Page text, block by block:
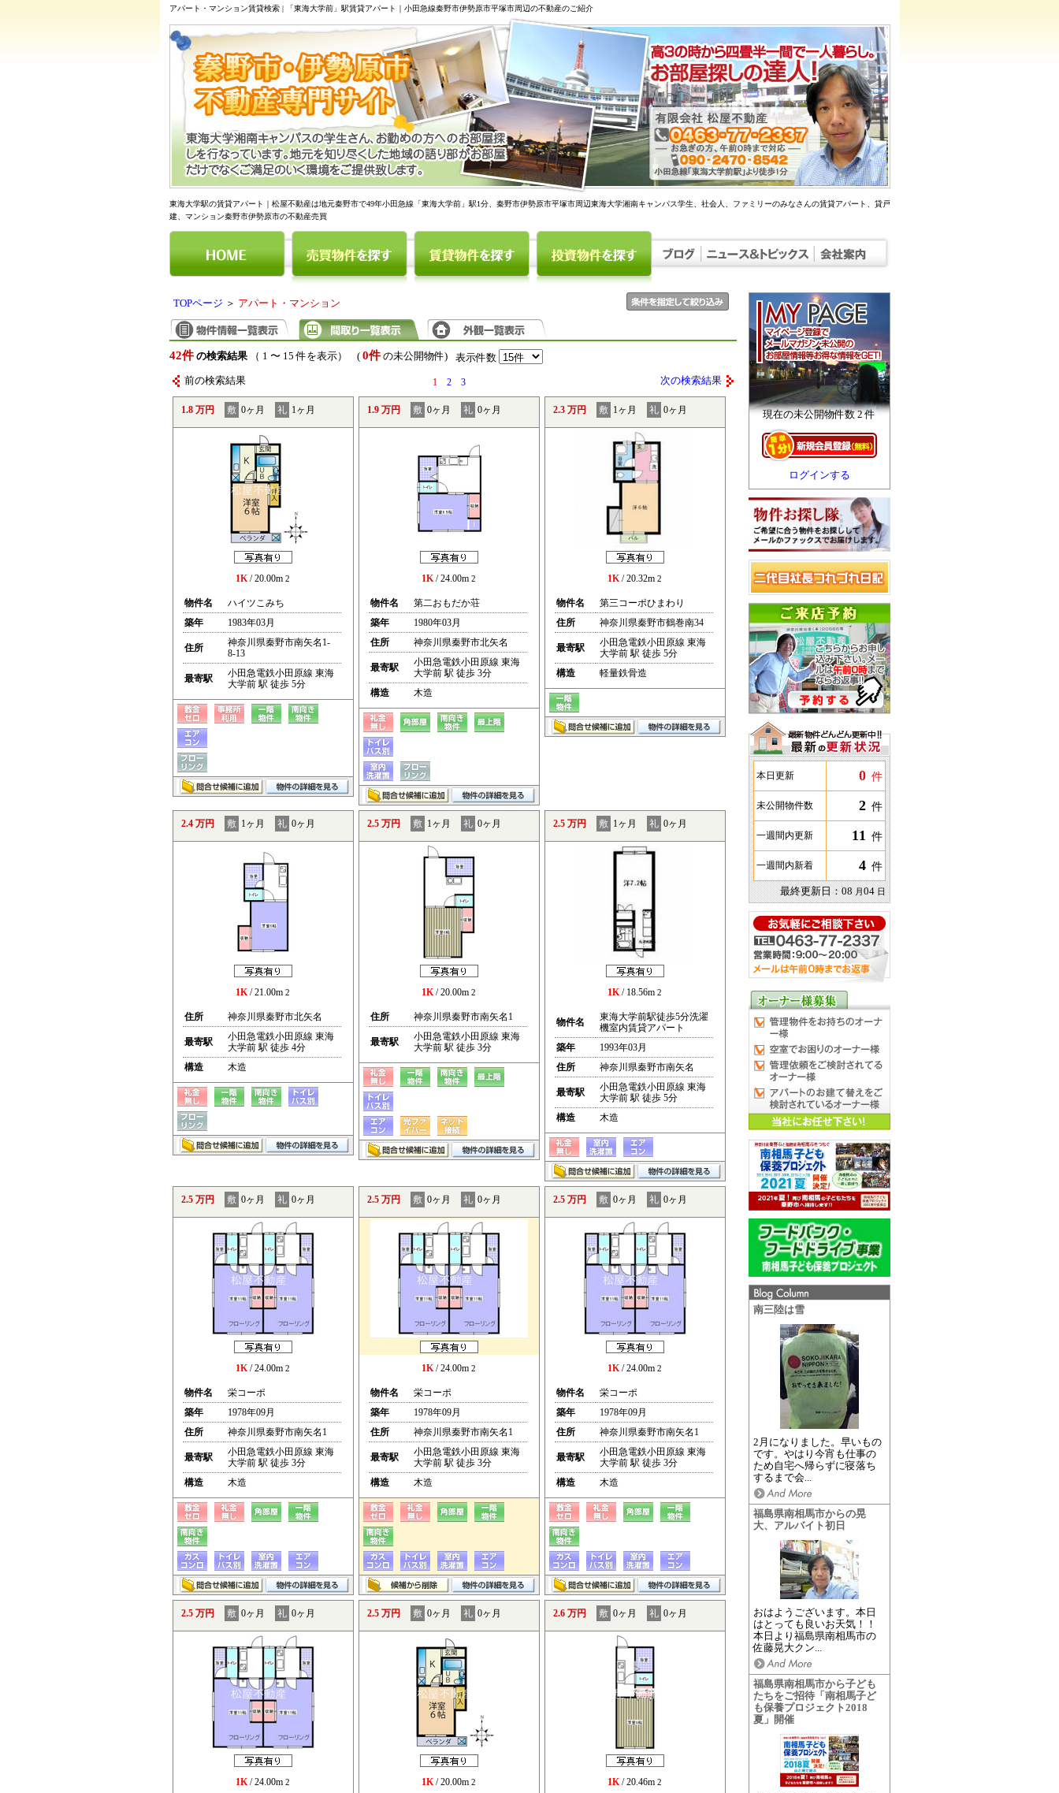
アパート・マンション賃貸検索 | 「東海大学前」駅賃貸アパート｜小田急線秦野市伊勢原市平塚市周辺の不動産のご紹介
東海大学駅の賃貸アパート｜松屋不動産は地元秦野市で49年小田急線「東海大学前」駅1分、秦野市伊勢原市平塚市周辺東海大学湘南キャンパス学生、社会人、ファミリーのみなさんの賃貸アパート、貸戸
建、マンション秦野市伊勢原市の不動産売買
現在の未公開物件数 2 件
ログインする
本日更新 0 件
未公開物件数 2 件
一週間内更新 11 件
一週間内新着 4 件
最終更新日：08 月04 日
南三陸は雪
2月になりました。早いもの
です。やはり今宵も仕事の
ため自宅へ帰らずに寝落ち
するまで会...
福島県南相馬市からの晃
大、アルバイト初日
おはようございます。本日
はとっても良いお天気！！
本日より福島県南相馬市の
佐藤晃大クン...
福島県南相馬市から子ども
たちをご招待「南相馬子ど
も保養プロジェクト2018
夏」開催
TOPページ ＞ アパート・マンション
42件 の検索結果（ 1 〜 15 件を表示） ( 0件の未公開物件) 表示件数
前の検索結果 1 2 3 次の検索結果
1.8 万円 敷 0ヶ月 礼 1ヶ月
1K/ 20.00m 2
物件名
ハイツこみち
築年
1983年03月
住所
神奈川県秦野市南矢名1-
8-13
最寄駅
小田急電鉄小田原線 東海
大学前 駅 徒歩 5分
1.9 万円 敷 0ヶ月 礼 0ヶ月
1K/ 24.00m 2
物件名
第二おもだか荘
築年
1980年03月
住所
神奈川県秦野市北矢名
最寄駅
小田急電鉄小田原線 東海
大学前 駅 徒歩 3分
構造
木造
2.3 万円 敷 1ヶ月 礼 0ヶ月
1K/ 20.32m 2
物件名
第三コーポひまわり
住所
神奈川県秦野市鶴巻南34
最寄駅
小田急電鉄小田原線 東海
大学前 駅 徒歩 5分
構造
軽量鉄骨造
2.4 万円 敷 1ヶ月 礼 0ヶ月
1K/ 21.00m 2
住所 神奈川県秦野市北矢名
最寄駅
小田急電鉄小田原線 東海
大学前 駅 徒歩 4分
構造
木造
2.5 万円 敷 1ヶ月 礼 0ヶ月
1K/ 20.00m 2
住所 神奈川県秦野市南矢名1
最寄駅
小田急電鉄小田原線 東海
大学前 駅 徒歩 3分
2.5 万円 敷 1ヶ月 礼 0ヶ月
1K/ 18.56m 2
物件名
東海大学前駅徒歩5分洗濯
機室内賃貸アパート
築年
1993年03月
住所
神奈川県秦野市南矢名
最寄駅
小田急電鉄小田原線 東海
大学前 駅 徒歩 5分
構造
木造
2.5 万円 敷 0ヶ月 礼 0ヶ月
1K/ 24.00m 2
物件名
栄コーポ
築年
1978年09月
住所
神奈川県秦野市南矢名1
最寄駅
小田急電鉄小田原線 東海
大学前 駅 徒歩 3分
構造
木造
2.5 万円 敷 0ヶ月 礼 0ヶ月
1K/ 24.00m 2
物件名
栄コーポ
築年
1978年09月
住所
神奈川県秦野市南矢名1
最寄駅
小田急電鉄小田原線 東海
大学前 駅 徒歩 3分
構造
木造
2.5 万円 敷 0ヶ月 礼 0ヶ月
1K/ 24.00m 2
物件名
栄コーポ
築年
1978年09月
住所
神奈川県秦野市南矢名1
最寄駅
小田急電鉄小田原線 東海
大学前 駅 徒歩 3分
構造
木造
2.5 万円 敷 0ヶ月 礼 0ヶ月
1K/ 24.00m 2
2.5 万円 敷 0ヶ月 礼 0ヶ月
1K/ 20.00m 2
2.6 万円 敷 0ヶ月 礼 0ヶ月
1K/ 20.46m 2